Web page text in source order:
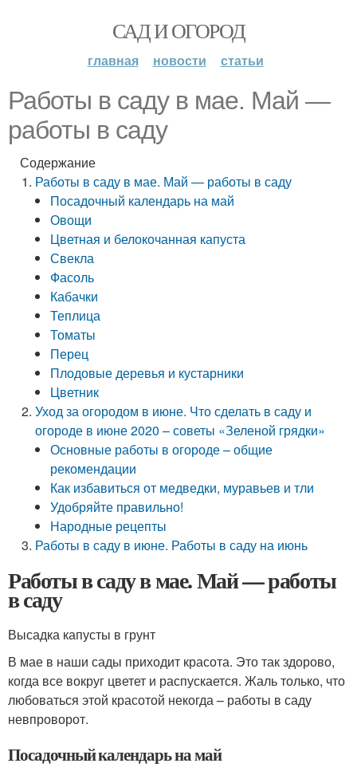
САД И ОГОРОД
главная новости статьи
Работы в саду в мае. Май —
работы в саду
Содержание
Работы в саду в мае. Май — работы в саду
Посадочный календарь на май
Овощи
Цветная и белокочанная капуста
Свекла
Фасоль
Кабачки
Теплица
Томаты
Перец
Плодовые деревья и кустарники
Цветник
Уход за огородом в июне. Что сделать в саду и
огороде в июне 2020 – советы «Зеленой грядки»
Основные работы в огороде – общие
рекомендации
Как избавиться от медведки, муравьев и тли
Удобряйте правильно!
Народные рецепты
Работы в саду в июне. Работы в саду на июнь
Работы в саду в мае. Май — работы
в саду
Высадка капусты в грунт
В мае в наши сады приходит красота. Это так здорово,
когда все вокруг цветет и распускается. Жаль только, что
любоваться этой красотой некогда – работы в саду
невпроворот.
Посадочный календарь на май